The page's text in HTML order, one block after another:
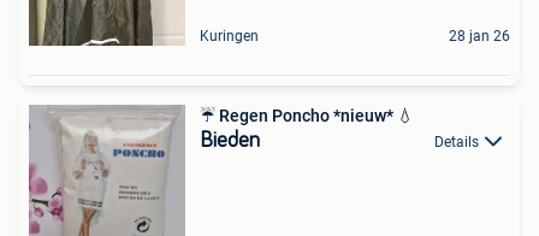
Kuringen 28 jan 26
☔️ Regen Poncho *nieuw* 💧
Bieden Details